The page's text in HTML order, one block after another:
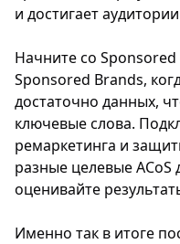
и достигает
Начните со
Sponsored Brands,
достаточно данных,
ключевые слова.
ремаркетинга и
разные целевые ACoS
оценивайте
Именно так в итоге